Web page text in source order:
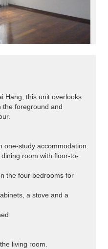
Hang, this unit overlooks
the foreground and
one-study accommodation.
room with floor-to-
the four bedrooms for
a stove and a
living room.